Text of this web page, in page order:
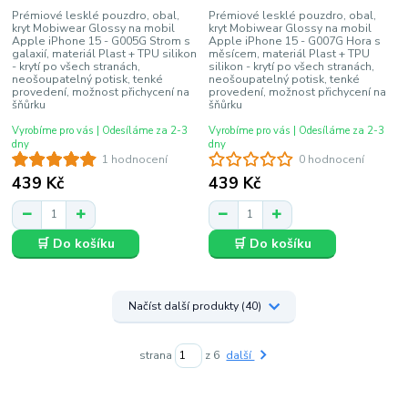
1 hodnocení
Prémiové lesklé pouzdro, obal,
kryt Mobiwear Glossy na mobil
Apple iPhone 15 - G005G Strom s
galaxií, materiál Plast + TPU silikon
- krytí po všech stranách,
neošoupatelný potisk, tenké
provedení, možnost přichycení na
šňůrku
439 Kč
Vyrobíme pro vás | Odesíláme za 2-3
dny
🛒 Do košíku
0 hodnocení
Prémiové lesklé pouzdro, obal,
kryt Mobiwear Glossy na mobil
Apple iPhone 15 - G007G Hora s
měsícem, materiál Plast + TPU
silikon - krytí po všech stranách,
neošoupatelný potisk, tenké
provedení, možnost přichycení na
šňůrku
439 Kč
Vyrobíme pro vás | Odesíláme za 2-3
dny
🛒 Do košíku
Načíst další produkty (40)
strana z 6 další